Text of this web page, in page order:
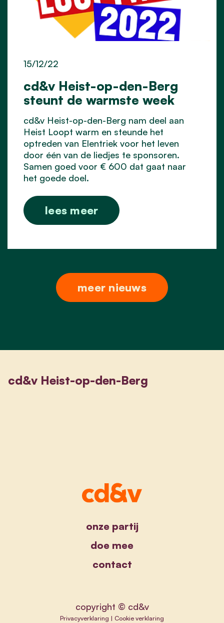
cd&v Heist-op-den-Berg
steunt de warmste week
15/12/22
cd&v Heist-op-den-Berg nam deel aan
Heist Loopt warm en steunde het
optreden van Elentriek voor het leven
door één van de liedjes te sponsoren.
Samen goed voor € 600 dat gaat naar
het goede doel.
lees meer
meer nieuws
cd&v Heist-op-den-Berg
onze partij
doe mee
contact
copyright © cd&v
Privacyverklaring | Cookie verklaring